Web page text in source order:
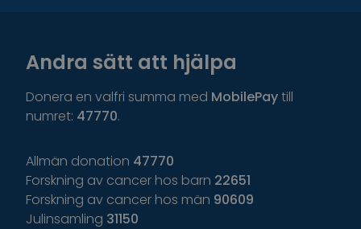
Andra sätt att hjälpa
Donera en valfri summa med MobilePaytill
numret: 47770.
Allmän donation 47770
Forskning av cancer hos barn 22651
Forskning av cancer hos män 90609
Julinsamling 31150